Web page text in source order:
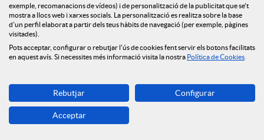
r
a
X
a
Tornar
exemple, recomanacions de vídeos) i de personalització de la publicitat que se't
mostra a llocs web i xarxes socials. La personalització es realitza sobre la base
d'un perfil elaborat a partir dels teus hàbits de navegació (per exemple, pàgines
visitades).
Pots acceptar, configurar o rebutjar l'ús de cookies fent servir els botons facilitats
en aquest avís. Si necessites més informació visita la nostra Política de Cookies
Rebutjar Configurar
Acceptar